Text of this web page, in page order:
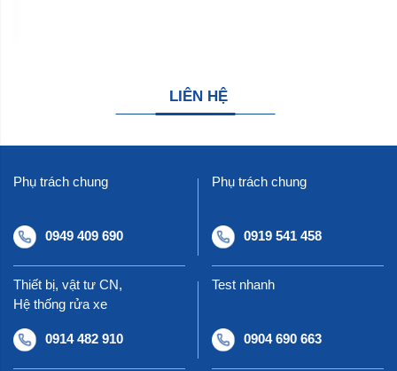
LIÊN HỆ
Phụ trách chung
0949 409 690
Phụ trách chung
0919 541 458
Thiết bị, vật tư CN,
Hệ thống rửa xe
0914 482 910
Test nhanh
0904 690 663